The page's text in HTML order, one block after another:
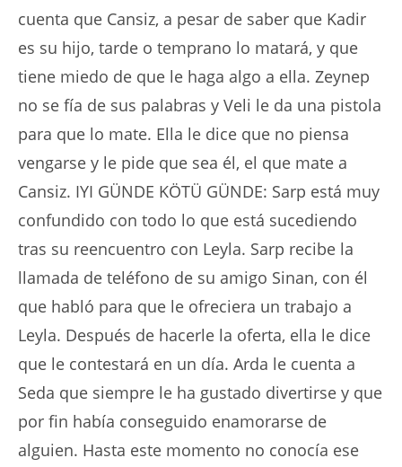
cuenta que Cansiz, a pesar de saber que Kadir
es su hijo, tarde o temprano lo matará, y que
tiene miedo de que le haga algo a ella. Zeynep
no se fía de sus palabras y Veli le da una pistola
para que lo mate. Ella le dice que no piensa
vengarse y le pide que sea él, el que mate a
Cansiz. IYI GÜNDE KÖTÜ GÜNDE: Sarp está muy
confundido con todo lo que está sucediendo
tras su reencuentro con Leyla. Sarp recibe la
llamada de teléfono de su amigo Sinan, con él
que habló para que le ofreciera un trabajo a
Leyla. Después de hacerle la oferta, ella le dice
que le contestará en un día. Arda le cuenta a
Seda que siempre le ha gustado divertirse y que
por fin había conseguido enamorarse de
alguien. Hasta este momento no conocía ese